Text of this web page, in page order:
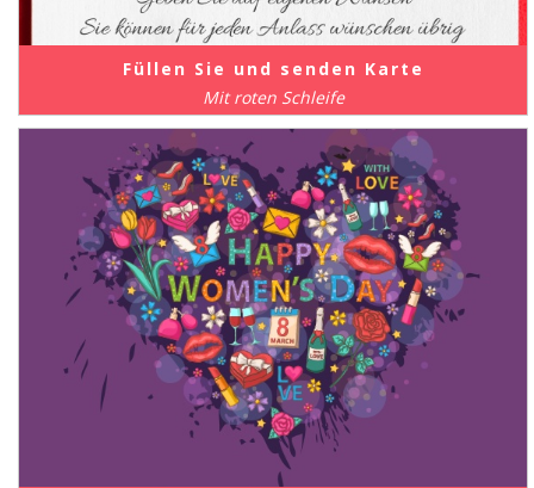
Füllen Sie und senden Karte
Mit roten Schleife